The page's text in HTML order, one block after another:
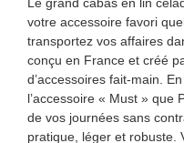
votre accessoire favori
transportez vos affaires
conçu en France et créé
d’accessoires fait-main.
l’accessoire « Must » que
de vos journées sans
pratique, léger et robuste.